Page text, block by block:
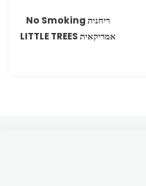
ריחנית No Smoking
אמריקאית LITTLE TREES